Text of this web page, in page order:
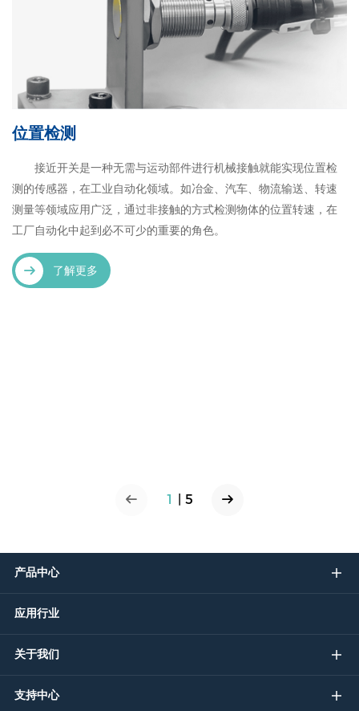
位置检测
接近开关是一种无需与运动部件进行机械接触就能实现位置检
测的传感器，在工业自动化领域。如冶金、汽车、物流输送、转速
测量等领域应用广泛，通过非接触的方式检测物体的位置转速，在
工厂自动化中起到必不可少的重要的角色。
了解更多
1 5
产品中心
应用行业
关于我们
支持中心